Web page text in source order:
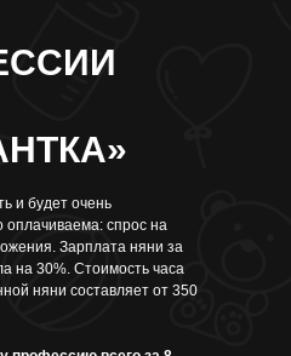
и будет очень
оплачиваема: спрос на
Зарплата няни за
на 30%. Стоимость часа
няни составляет от 350